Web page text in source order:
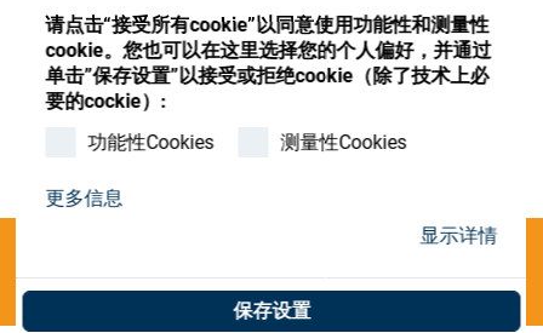
请点击“接受所有cookie”以同意使用功能性和测量性
cookie。您也可以在这里选择您的个人偏好，并通过
单击”保存设置”以接受或拒绝cookie（除了技术上必
要的cockie）:
功能性Cookies
测量性Cookies
更多信息
显示详情
保存设置
我们是谁
加入我们
Français
种眼镜光学耗材
Categories